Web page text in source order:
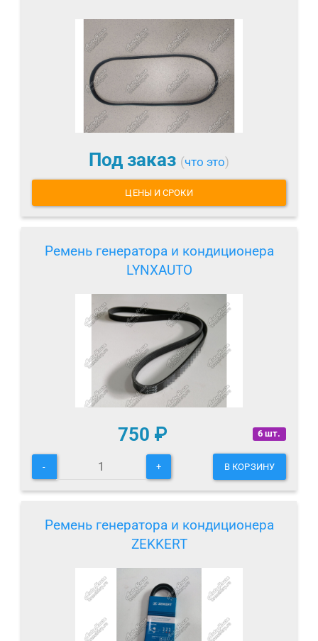
Под заказ (что это)
ЦЕНЫ И СРОКИ
Ремень генератора и кондиционера
LYNXAUTO
6 шт.
750 ₽
- + В КОРЗИНУ
Ремень генератора и кондиционера
ZEKKERT